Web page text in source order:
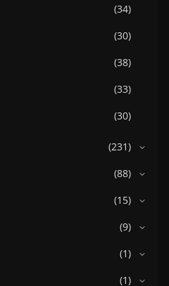
(34)
(30)
(38)
(33)
(30)
(231)
(88)
(15)
(9)
(1)
(1)